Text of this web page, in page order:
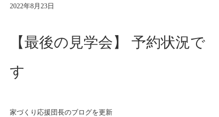
2022年8月23日
【最後の見学会】 予約状況で
す
家づくり応援団長のブログを更新